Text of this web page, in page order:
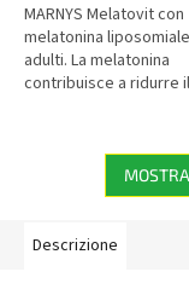
5,0
su
5
stelle.
MARNYS Melatovit con
melatonina
adulti. La melatonina
contribuisce a ridurre
mg di melatonina.
Descrizione